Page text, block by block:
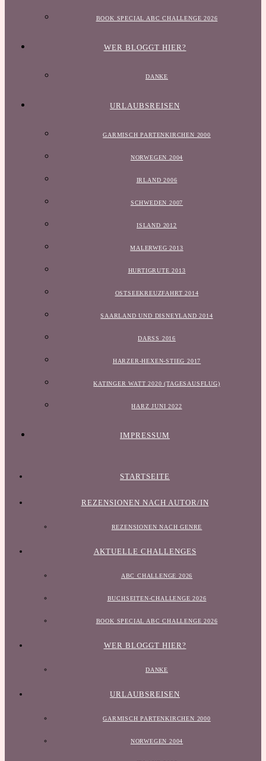
BOOK SPECIAL ABC CHALLENGE 2026
WER BLOGGT HIER?
DANKE
URLAUBSREISEN
GARMISCH PARTENKIRCHEN 2000
NORWEGEN 2004
IRLAND 2006
SCHWEDEN 2007
ISLAND 2012
MALERWEG 2013
HURTIGRUTE 2013
OSTSEEKREUZFAHRT 2014
SAARLAND UND DISNEYLAND 2014
DARSS 2016
HARZER-HEXEN-STIEG 2017
KATINGER WATT 2020 (TAGESAUSFLUG)
HARZ JUNI 2022
IMPRESSUM
STARTSEITE
REZENSIONEN NACH AUTOR/IN
REZENSIONEN NACH GENRE
AKTUELLE CHALLENGES
ABC CHALLENGE 2026
BUCHSEITEN-CHALLENGE 2026
BOOK SPECIAL ABC CHALLENGE 2026
WER BLOGGT HIER?
DANKE
URLAUBSREISEN
GARMISCH PARTENKIRCHEN 2000
NORWEGEN 2004